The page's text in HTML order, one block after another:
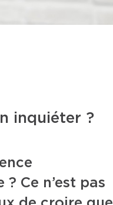
inquiéter ?
Ce n’est pas